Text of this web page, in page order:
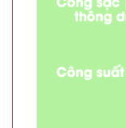
của Apple như
USB Type-C